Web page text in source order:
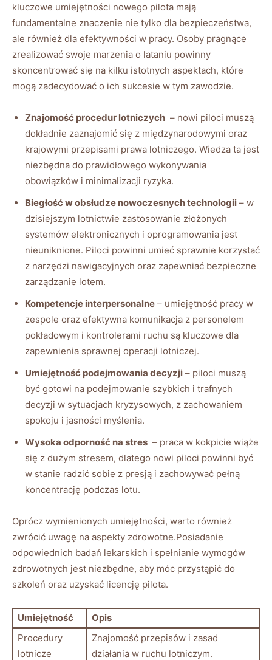
kluczowe umiejętności⁤ nowego pilota⁤ mają
fundamentalne znaczenie nie tylko dla bezpieczeństwa,
ale również‍ dla efektywności ​w pracy. Osoby pragnące
zrealizować swoje marzenia‌ o lataniu powinny
⁤skoncentrować się na ⁣kilku istotnych aspektach,‍ które
mogą⁤ zadecydować o⁣ ich sukcesie w tym zawodzie.
Znajomość procedur lotniczych ⁢ – nowi ‌piloci muszą
‌dokładnie zaznajomić się z międzynarodowymi oraz
krajowymi przepisami prawa lotniczego. Wiedza ta jest
niezbędna⁢ do prawidłowego wykonywania
obowiązków⁤ i minimalizacji ryzyka.
Biegłość w‍ obsłudze⁤ nowoczesnych technologii ​– w
dzisiejszym lotnictwie zastosowanie złożonych
systemów​ elektronicznych i oprogramowania jest
nieuniknione. Piloci ​powinni umieć sprawnie ⁢korzystać
z narzędzi nawigacyjnych‍ oraz zapewniać bezpieczne
zarządzanie⁣ lotem.
Kompetencje⁣ interpersonalne – umiejętność pracy w
zespole oraz efektywna komunikacja z personelem
pokładowym i kontrolerami​ ruchu są kluczowe​ dla
zapewnienia sprawnej operacji lotniczej.
Umiejętność​ podejmowania decyzji ‍– ‌piloci muszą
być gotowi na ​podejmowanie szybkich i trafnych
decyzji w​ sytuacjach kryzysowych, z zachowaniem
spokoju i jasności myślenia.
Wysoka odporność ⁢na stres ‌ – praca ⁣w kokpicie wiąże
się‌ z dużym stresem, dlatego ⁣nowi ‍piloci powinni być
w ‌stanie radzić⁣ sobie⁣ z⁢ presją i zachowywać pełną
koncentrację podczas lotu.
Oprócz⁢ wymienionych umiejętności, warto⁢ również
zwrócić uwagę na aspekty zdrowotne.Posiadanie‍
odpowiednich badań lekarskich i‌ spełnianie wymogów ​
zdrowotnych⁤ jest ‌niezbędne, aby‍ móc przystąpić do‌
szkoleń oraz uzyskać licencję pilota.
Umiejętność
Opis
Procedury
lotnicze
Znajomość przepisów i zasad
działania w ruchu lotniczym.